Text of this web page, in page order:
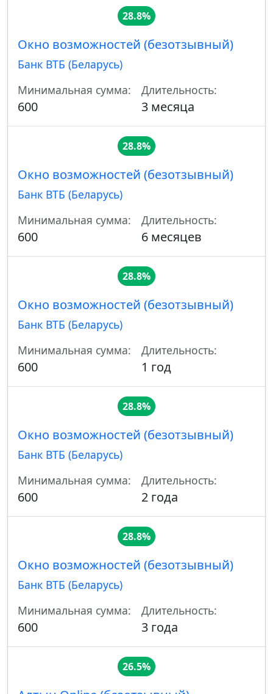
28.8%
Окно возможностей (безотзывный)
Банк ВТБ (Беларусь)
Минимальная сумма:
600
Длительность:
3 месяца
28.8%
Окно возможностей (безотзывный)
Банк ВТБ (Беларусь)
Минимальная сумма:
600
Длительность:
6 месяцев
28.8%
Окно возможностей (безотзывный)
Банк ВТБ (Беларусь)
Минимальная сумма:
600
Длительность:
1 год
28.8%
Окно возможностей (безотзывный)
Банк ВТБ (Беларусь)
Минимальная сумма:
600
Длительность:
2 года
28.8%
Окно возможностей (безотзывный)
Банк ВТБ (Беларусь)
Минимальная сумма:
600
Длительность:
3 года
26.5%